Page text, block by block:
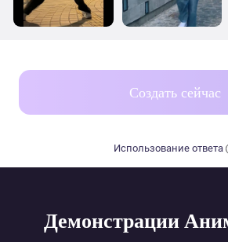
Создать сейчас
Использование ответа
Демонстрации